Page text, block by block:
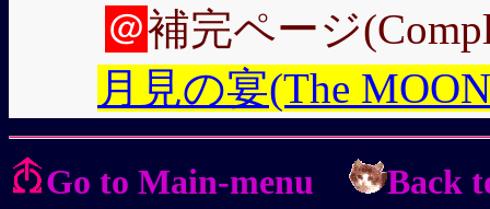
＠補完ページ
月見の宴(The
Go to Main-menu Back